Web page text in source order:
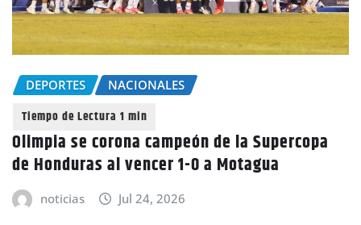
DEPORTES NACIONALES
Olimpia se corona campeón de la Supercopa
de Honduras al vencer 1-0 a Motagua
noticias Jul 24, 2026